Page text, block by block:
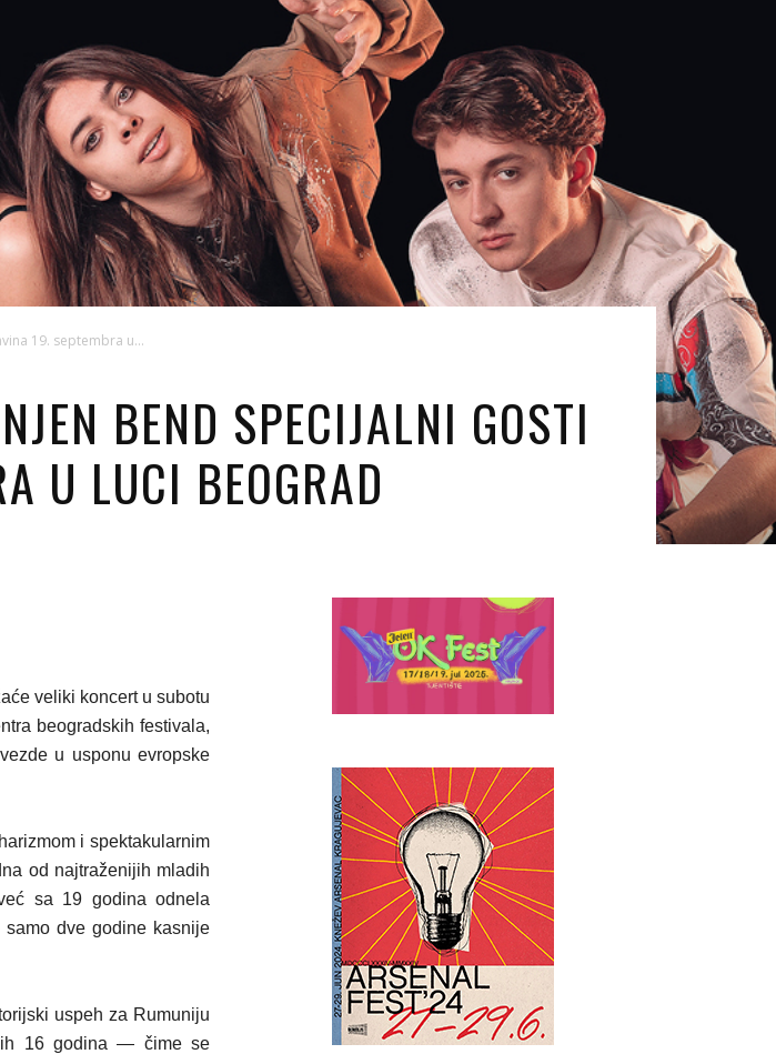
19. septembra u...
BEND SPECIJALNI GOSTI
U LUCI BEOGRAD
veliki koncert u subotu
beogradskih festivala,
u usponu evropske
i spektakularnim
od najtraženijih mladih
sa 19 godina odnela
dve godine kasnije
uspeh za Rumuniju
16 godina — čime se